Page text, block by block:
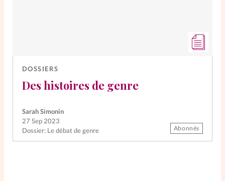
DOSSIERS
Des histoires de genre
Dossier: Le débat de genre
Sarah Simonin
27 Sep 2023
Abonnés